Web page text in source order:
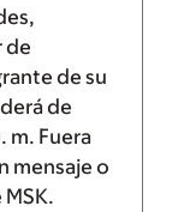
de
de su
de
m. Fuera
mensaje o